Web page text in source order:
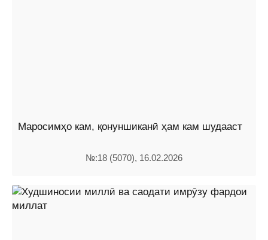
Маросимҳо кам, қонуншиканӣ ҳам кам шудааст
№:18 (5070), 16.02.2026